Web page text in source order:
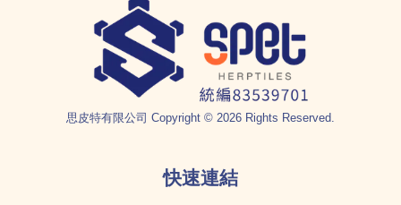
思皮特有限公司 Copyright © 2026 Rights Reserved.
快速連結